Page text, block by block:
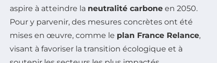
aspire à atteindre la neutralité carbone en 2050.
Pour y parvenir, des mesures concrètes ont été
mises en œuvre, comme le plan France Relance,
visant à favoriser la transition écologique et à